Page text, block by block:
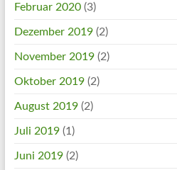
Februar 2020(3)
Dezember 2019(2)
November 2019(2)
Oktober 2019(2)
August 2019(2)
Juli 2019(1)
Juni 2019(2)